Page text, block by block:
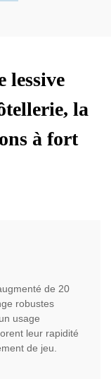
lessive
la
à fort
de 20
robustes
usage
leur rapidité
de jeu.